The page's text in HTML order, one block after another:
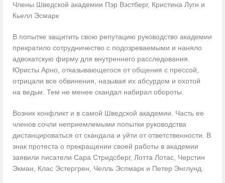
Члены Шведской академии Пэр Вэстберг, Кристина Лугн и
Кьелл Эсмарк
В попытке защитить свою репутацию руководство академии
прекратило сотрудничество с подозреваемыми и наняло
адвокатскую фирму для внутреннего расследования.
Юристы Арно, отказывающегося от общения с прессой,
отрицали все обвинения, называя их абсурдом и охотой
на ведьм. Тем не менее скандал набирал обороты.
Возник конфликт и в самой Шведской академии. Часть ее
членов сочли неприемлемыми попытки руководства
дистанцироваться от скандала и уйти от ответственности. В
знак протеста о прекращении своей работы в академии
заявили писатели Сара Стридсберг, Лотта Лотас, Черстин
Экман, Клас Эстергрен, Челль Эспмарк и Петер Энглунд.